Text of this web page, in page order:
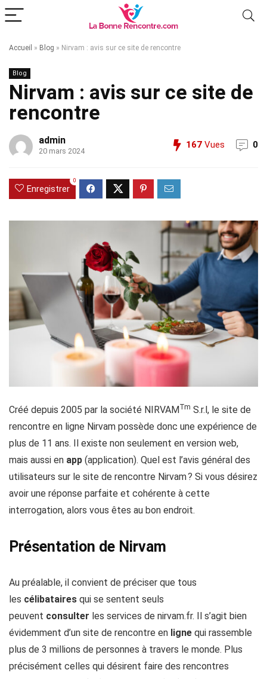
Accueil » Blog » Nirvam : avis sur ce site de rencontre
Blog
Nirvam : avis sur ce site de
rencontre
admin
20 mars 2024
167 Vues 0
Enregistrer
0
Créé depuis 2005 par la société NIRVAM Tm S.r.l, le site de
rencontre en ligne Nirvam possède donc une expérience de
plus de 11 ans. Il existe non seulement en version web,
mais aussi en app (application). Quel est l’avis général des
utilisateurs sur le site de rencontre Nirvam ? Si vous désirez
avoir une réponse parfaite et cohérente à cette
interrogation, alors vous êtes au bon endroit.
Présentation de Nirvam
Au préalable, il convient de préciser que tous
les célibataires qui se sentent seuls
peuvent consulter les services de nirvam.fr. Il s’agit bien
évidemment d’un site de rencontre en ligne qui rassemble
plus de 3 millions de personnes à travers le monde. Plus
précisément celles qui désirent faire des rencontres